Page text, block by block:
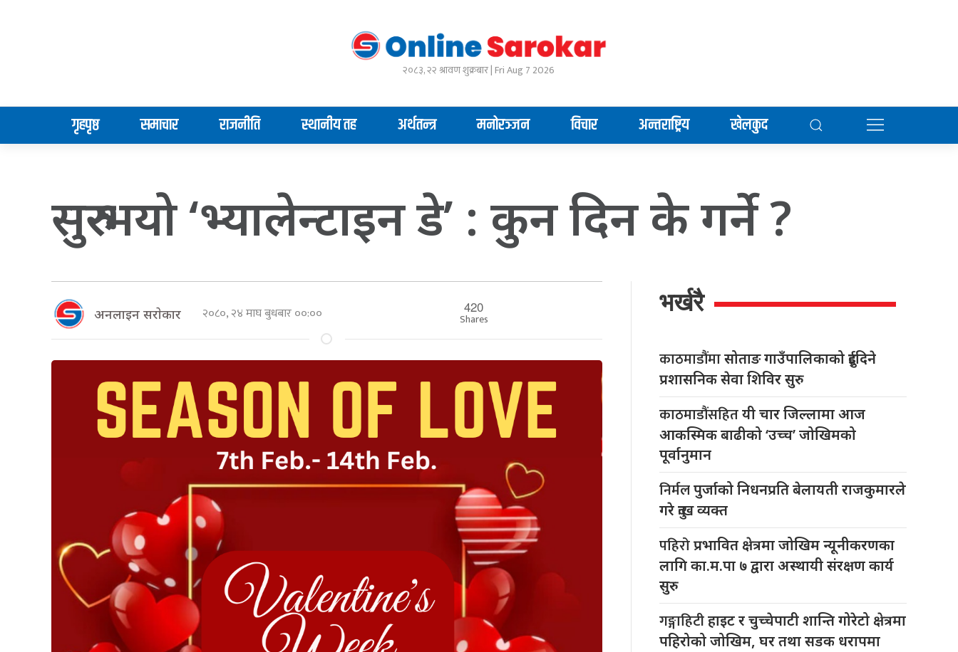
२०८३, २२ श्रावण शुक्रबार | Fri Aug 7 2026
गृहपृष्ठ समाचार राजनीति स्थानीय तह अर्थतन्त्र मनोरञ्जन विचार अन्तराष्ट्रिय खेलकुद
सुरु भयो ‘भ्यालेन्टाइन डे’ : कुन दिन के गर्ने ?
अनलाइन सराेकार २०८०, २४ माघ बुधबार ००:०० 420
Shares
भर्खरै
काठमाडौंमासोताङ गाउँपालिकाको दुईदिने
प्रशासनिक सेवा शिविर सुरु
काठमाडौंसहितयी चार जिल्लामा आज
आकस्मिक बाढीको ‘उच्च’ जोखिमको
पूर्वानुमान
निर्मलपुर्जाको निधनप्रति बेलायती राजकुमारले
गरे दुःख व्यक्त
पहिरोप्रभावित क्षेत्रमा जोखिम न्यूनीकरणका
लागि का.म.पा ७ द्वारा अस्थायी संरक्षण कार्य
सुरु
गङ्गाहिटीहाइट र चुच्चेपाटी शान्ति गोरेटो क्षेत्रमा
पहिरोको जोखिम, घर तथा सडक धरापमा